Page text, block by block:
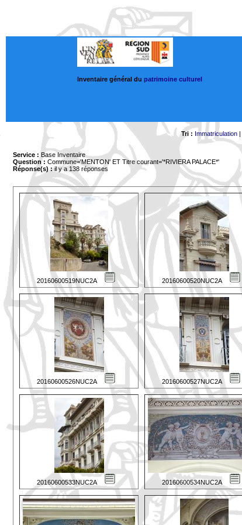
Inventaire général du patrimoine culturel
Tri : Immatriculation|
Service : Base Inventaire
Question : Commune='MENTON' ET Titre courant='*RIVIERA PALACE*'
Réponse(s) :il y a 138 réponses
20160600519NUC2A 20160600520NUC2A
20160600526NUC2A 20160600527NUC2A
20160600533NUC2A 20160600534NUC2A